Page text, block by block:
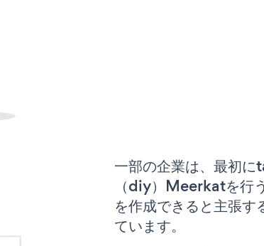
一部の企業は、最初
（diy）Meerkatを
を作成できると主張
ています。